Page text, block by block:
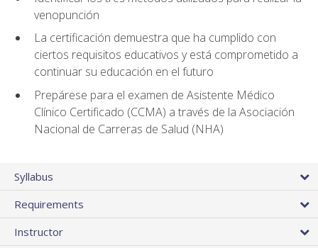
venopunción
La certificación demuestra que ha cumplido con
ciertos requisitos educativos y está comprometido a
continuar su educación en el futuro
Prepárese para el examen de Asistente Médico
Clínico Certificado (CCMA) a través de la Asociación
Nacional de Carreras de Salud (NHA)
Syllabus
Requirements
Instructor